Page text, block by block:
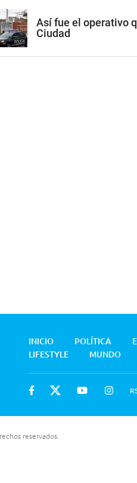
Así fue el operativo
Ciudad
INICIO POLÍTICA
LIFESTYLE
MUNDO
reservados.